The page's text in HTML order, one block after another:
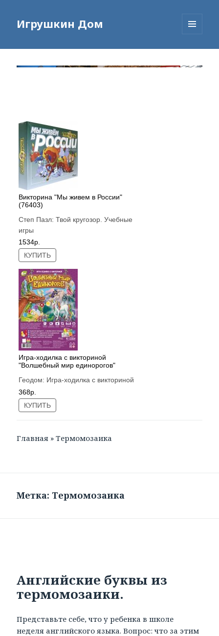
Игрушкин Дом
Викторина "Мы живем в России"
(76403)
Степ Пазл:Твой кругозор. Учебные
игры
1534р.
КУПИТЬ
Игра-ходилка с викториной
"Волшебный мир единорогов"
Геодом: Игра-ходилка с викториной
368р.
КУПИТЬ
Главная »Термомозаика
Метка: Термомозаика
Английские буквы из
термомозаики.
Представьте себе, что у ребенка в школе
неделя английского языка. Вопрос: что за этим